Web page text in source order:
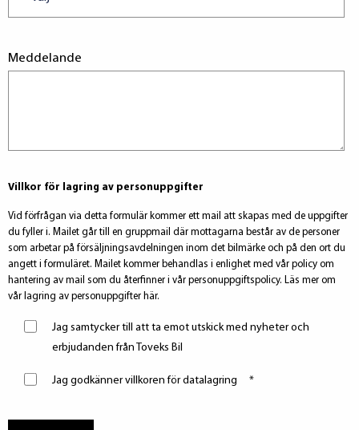
Meddelande
Villkor för lagring av personuppgifter
Vid förfrågan via detta formulär kommer ett mail att skapas med de uppgifter
du fyller i. Mailet går till en gruppmail där mottagarna består av de personer
som arbetar på försäljningsavdelningen inom det bilmärke och på den ort du
angett i formuläret. Mailet kommer behandlas i enlighet med vår policy om
hantering av mail som du återfinner i vår personuppgiftspolicy. Läs mer om
vår lagring av personuppgifter här.
Jag samtycker till att ta emot utskick med nyheter och
erbjudanden från Toveks Bil
Jag godkänner villkoren för datalagring *